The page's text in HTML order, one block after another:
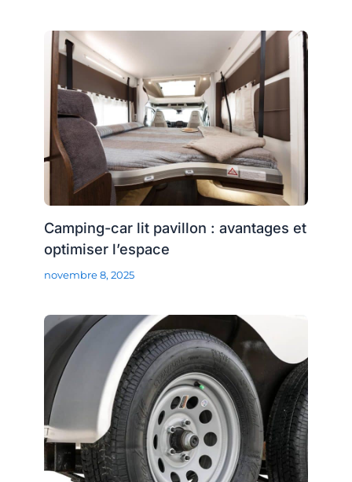
Camping-car lit pavillon : avantages et
optimiser l’espace
novembre 8, 2025